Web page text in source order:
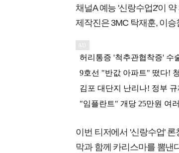
채널A 예능 '신랑수업2'이
제작진은 3MC 탁재훈, 이
이번 티저에서 '신랑수업'
막과 함께 카리스마를 뽐낸